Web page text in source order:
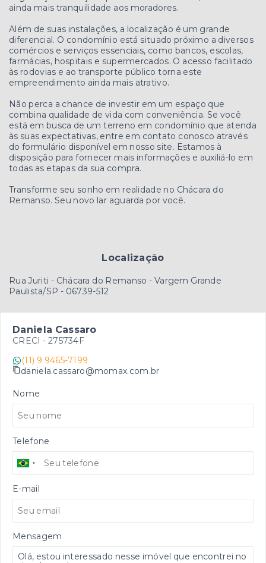
ainda mais tranquilidade aos moradores.
Além de suas instalações, a localização é um grande
diferencial. O condomínio está situado próximo a diversos
comércios e serviços essenciais, como bancos, escolas,
farmácias, hospitais e supermercados. O acesso facilitado
às rodovias e ao transporte público torna este
empreendimento ainda mais atrativo.
Não perca a chance de investir em um espaço que
combina qualidade de vida com conveniência. Se você
está em busca de um terreno em condomínio que atenda
às suas expectativas, entre em contato conosco através
do formulário disponível em nosso site. Estamos à
disposição para fornecer mais informações e auxiliá-lo em
todas as etapas da sua compra.
Transforme seu sonho em realidade no Chácara do
Remanso. Seu novo lar aguarda por você.
Localização
Rua Juriti - Chácara do Remanso - Vargem Grande
Paulista/SP - 06739-512
Daniela Cassaro
CRECI - 275734F
(11) 9 9465-7199
daniela.cassaro@momax.com.br
Nome
Telefone
E-mail
Mensagem